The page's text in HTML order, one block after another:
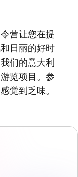
营让您在提
日丽的好时
们的意大利
览项目。参
觉到乏味。